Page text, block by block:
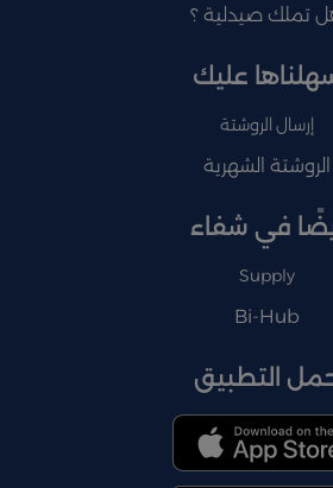
تملك صيدلية ؟
عليك
إرسال الروشتة
الروشتة الشهرية
في شفاء
Supply
Bi-Hub
التطبيق